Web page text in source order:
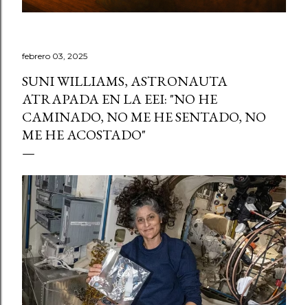
febrero 03, 2025
SUNI WILLIAMS, ASTRONAUTA
ATRAPADA EN LA EEI: "NO HE
CAMINADO, NO ME HE SENTADO, NO
ME HE ACOSTADO"